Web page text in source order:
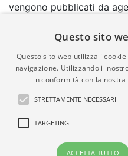
vengono pubblicati da
comporta l'approvazione
garanzia da parte di
quindi non è
correttezza, della
materia di privacy e/o di
suddetti annunci.
© Copyright 2007 - 2026
Questo sito
Questo sito web utilizza i
navigazione. Utilizzando il
in conformità con la nostra
STRETTAMENTE NECESSARI
TARGETING
ACCETTA TUTTO